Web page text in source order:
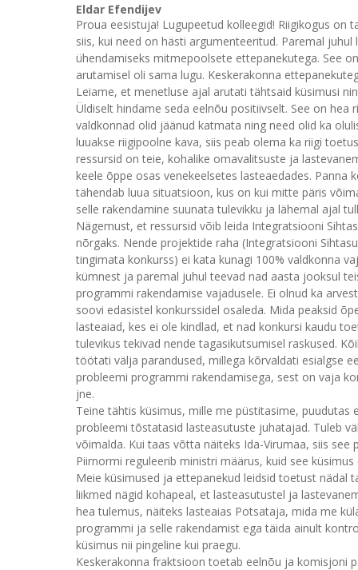
Eldar Efendijev
Proua eesistuja! Lugupeetud kolleegid! Riigikogus
siis, kui need on hästi argumenteeritud. Paremal
ühendamiseks mitmepoolsete ettepanekutega. See
arutamisel oli sama lugu. Keskerakonna
Leiame, et menetluse ajal arutati tähtsaid küsimusi
Üldiselt hindame seda eelnõu positiivselt. See on
valdkonnad olid jäänud katmata ning need olid ka
luuakse riigipoolne kava, siis peab olema ka riigi
ressursid on teie, kohalike omavalitsuste ja
keele õppe osas venekeelsetes lasteaedades. Panna
tähendab luua situatsioon, kus on kui mitte päris
selle rakendamine suunata tulevikku ja lähemal ajal
Nägemust, et ressursid võib leida Integratsiooni
nõrgaks. Nende projektide raha (Integratsiooni
tingimata konkurss) ei kata kunagi 100% valdkonna
kümnest ja paremal juhul teevad nad aasta jooksul
programmi rakendamise vajadusele. Ei olnud ka
soovi edasistel konkurssidel osaleda. Mida peaksid
lasteaiad, kes ei ole kindlad, et nad konkursi kaudu
tulevikus tekivad nende tagasikutsumisel raskused.
töötati välja parandused, millega kõrvaldati esialgse
probleemi programmi rakendamisega, sest on vaja
jne.
Teine tähtis küsimus, mille me püstitasime,
probleemi tõstatasid lasteasutuste juhatajad. Tuleb
võimalda. Kui taas võtta näiteks Ida-Virumaa, siis
Piirnormi reguleerib ministri määrus, kuid see
Meie küsimused ja ettepanekud leidsid toetust nädal
liikmed nägid kohapeal, et lasteasutustel ja
hea tulemus, näiteks lasteaias Potsataja, mida me
programmi ja selle rakendamist ega täida ainult
küsimus nii pingeline kui praegu.
Keskerakonna fraktsioon toetab eelnõu ja komisjoni